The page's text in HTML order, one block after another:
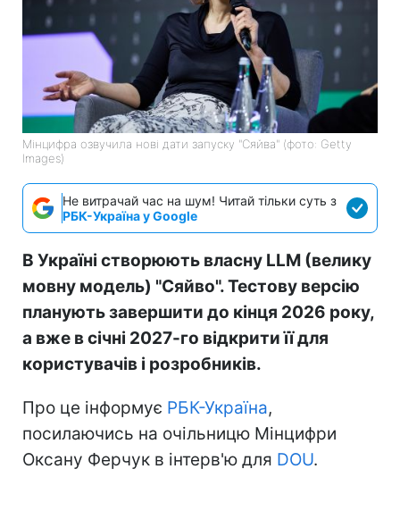
Мінцифра озвучила нові дати запуску "Сяйва" (фото: Getty
Images)
Не витрачай час на шум! Читай тільки суть з
РБК-Україна у Google
В Україні створюють власну LLM (велику
мовну модель) "Сяйво". Тестову версію
планують завершити до кінця 2026 року,
а вже в січні 2027-го відкрити її для
користувачів і розробників.
Про це інформує РБК-Україна,
посилаючись на очільницю Мінцифри
Оксану Ферчук в інтерв'ю для DOU.